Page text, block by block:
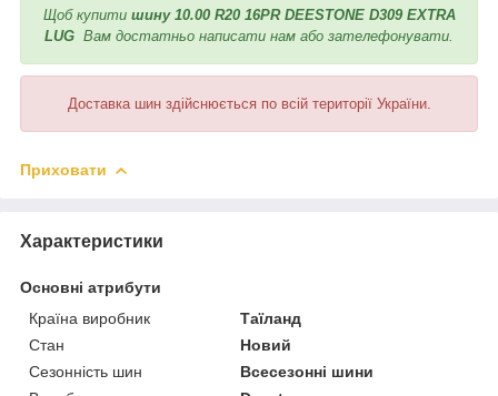
Щоб купити шину 10.00 R20 16PR DEESTONE D309 EXTRA
LUG Вам достатньо написати нам або зателефонувати.
Доставка шин здійснюється по всій території України.
Приховати
Характеристики
Основні атрибути
Країна виробник
Таїланд
Стан
Новий
Сезонність шин
Всесезонні шини